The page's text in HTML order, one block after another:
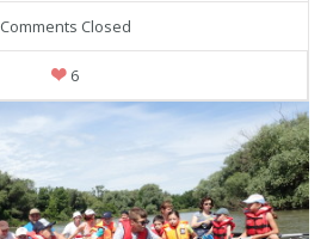
Comments Closed
6